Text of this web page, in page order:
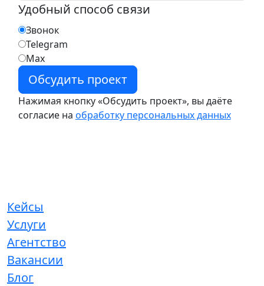
Удобный способ связи
Звонок
Telegram
Max
Нажимая кнопку «Обсудить проект», вы даёте
согласие на обработку персональных данных
Кейсы
Услуги
Агентство
Вакансии
Блог